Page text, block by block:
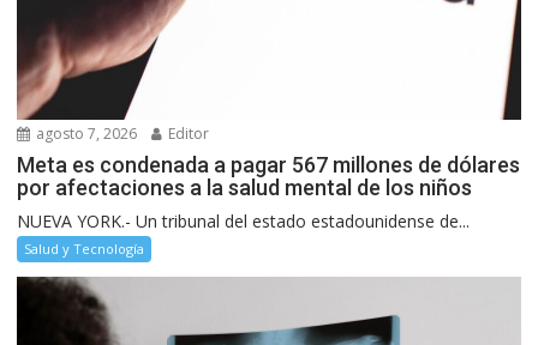
agosto 7, 2026 Editor
Meta es condenada a pagar 567 millones de dólares
por afectaciones a la salud mental de los niños
NUEVA YORK.- Un tribunal del estado estadounidense de...
Salud y Tecnología